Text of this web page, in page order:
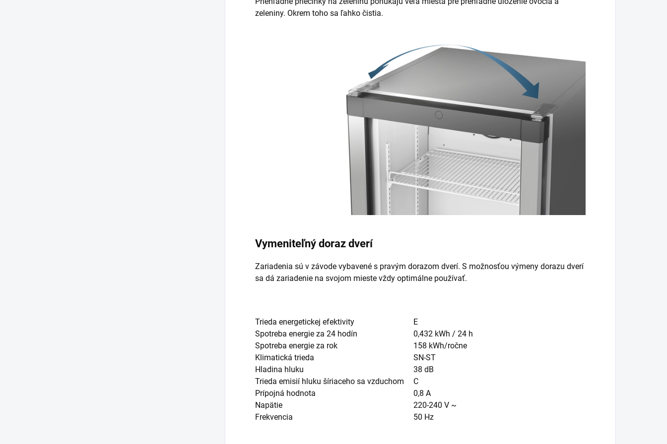
zeleniny. Okrem toho sa ľahko čistia.
Vymeniteľný doraz dverí
Zariadenia sú v závode vybavené s pravým dorazom dverí. S možnosťou výmeny dorazu dverí
sa dá zariadenie na svojom mieste vždy optimálne používať.
Trieda energetickej efektivity
E
Spotreba energie za 24 hodín
0,432 kWh / 24 h
Spotreba energie za rok
158 kWh/ročne
Klimatická trieda
SN-ST
Hladina hluku
38 dB
Trieda emisií hluku šíriaceho sa vzduchom
C
Prípojná hodnota
0,8 A
Napätie
220-240 V ~
Frekvencia
50 Hz